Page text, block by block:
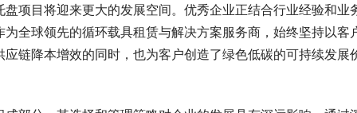
项目将迎来更大的发展空间。优秀企业正结合行业经验和业
全球领先的循环载具租赁与解决方案服务商，始终坚持以客
链降本增效的同时，也为客户创造了绿色低碳的可持续发展